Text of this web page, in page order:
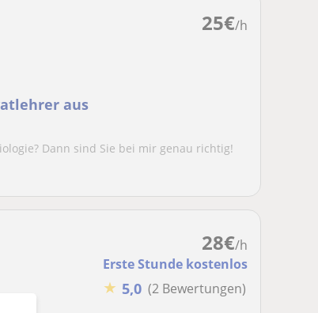
25€/h
aus
Dann sind Sie bei mir genau richtig!
28€/h
Erste Stunde kostenlos
★ 5,0 (2 Bewertungen)